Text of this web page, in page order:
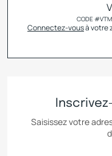
CODE #
Connectez-vousà votre
Saisissez votre